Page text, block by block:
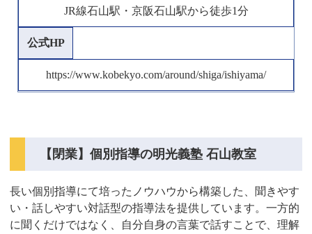
JR線石山駅・京阪石山駅から徒歩1分
公式HP
https://www.kobekyo.com/around/shiga/ishiyama/
【閉業】個別指導の明光義塾 石山教室
長い個別指導にて培ったノウハウから構築した、聞きやす
い・話しやすい対話型の指導法を提供しています。一方的
に聞くだけではなく、自分自身の言葉で話すことで、理解